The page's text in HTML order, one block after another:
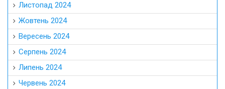
Листопад 2024
Жовтень 2024
Вересень 2024
Серпень 2024
Липень 2024
Червень 2024